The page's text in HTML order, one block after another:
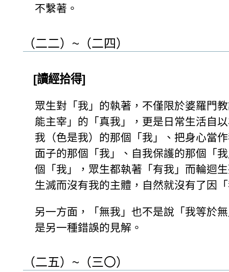
不繫著。
（二二）~（二四）
[讀經拾得]
眾生對「我」的執著，不僅限於婆羅門
能主宰」的「真我」，更是日常生活自
我（色是我）的那個「我」、把身心當
面子的那個「我」、自我保護的那個「
個「我」，眾生都執著「有我」而輪迴
生滅而沒有我的主體，自然就沒有了因
另一方面，「無我」也不是說「我等於
是另一種錯誤的見解。
（二五）~（三〇）